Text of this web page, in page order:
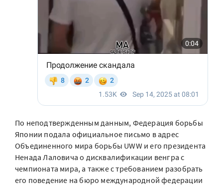
По неподтвержденным данным, Федерация борьбы
Японии подала официальное письмо в адрес
Объединенного мира борьбы UWW и его президента
Ненада Лаловича о дисквалификации венгра с
чемпионата мира, а также с требованием разобрать
его поведение на бюро международной федерации